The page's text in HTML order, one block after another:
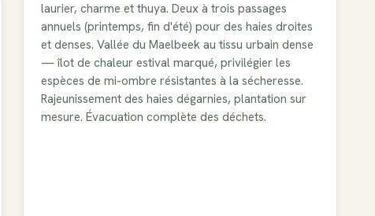
laurier, charme et thuya. Deux à trois passages
annuels (printemps, fin d'été) pour des haies droites
et denses. Vallée du Maelbeek au tissu urbain dense
— îlot de chaleur estival marqué, privilégier les
espèces de mi-ombre résistantes à la sécheresse.
Rajeunissement des haies dégarnies, plantation sur
mesure. Évacuation complète des déchets.